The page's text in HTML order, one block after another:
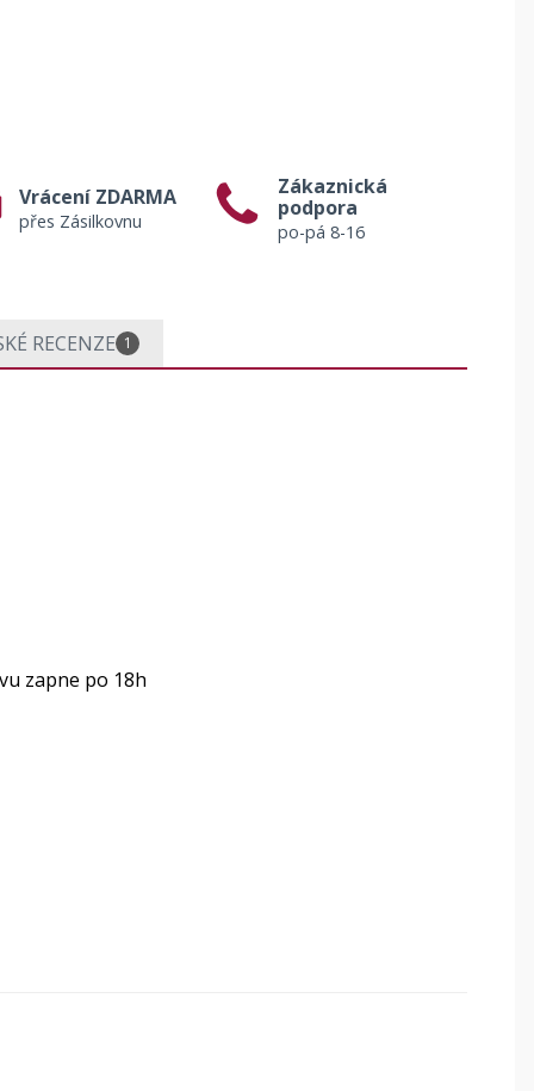
Vrácení ZDARMA
přes Zásilkovnu
Zákaznická
podpora
po-pá 8-16
RECENZE 1
zapne po 18h